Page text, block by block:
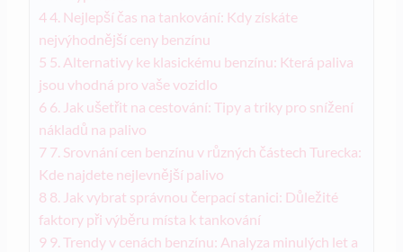
4 4. Nejlepší čas na tankování: Kdy získáte
nejvýhodnější ceny benzínu
5 5. Alternativy ke klasickému benzínu: Která paliva
jsou vhodná pro vaše vozidlo
6 6. Jak ušetřit na cestování: Tipy a triky pro snížení
nákladů na palivo
7 7. Srovnání cen benzínu v různých částech Turecka:
Kde najdete nejlevnější palivo
8 8. Jak vybrat správnou čerpací stanici: Důležité
faktory při výběru místa k tankování
9 9. Trendy v cenách benzínu: Analyza minulých let a